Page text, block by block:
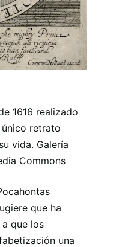
1616 realizado
único retrato
vida. Galería
Commons
que ha
que los
una